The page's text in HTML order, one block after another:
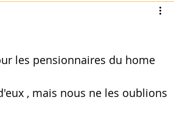
les pensionnaires du home
, mais nous ne les oublions